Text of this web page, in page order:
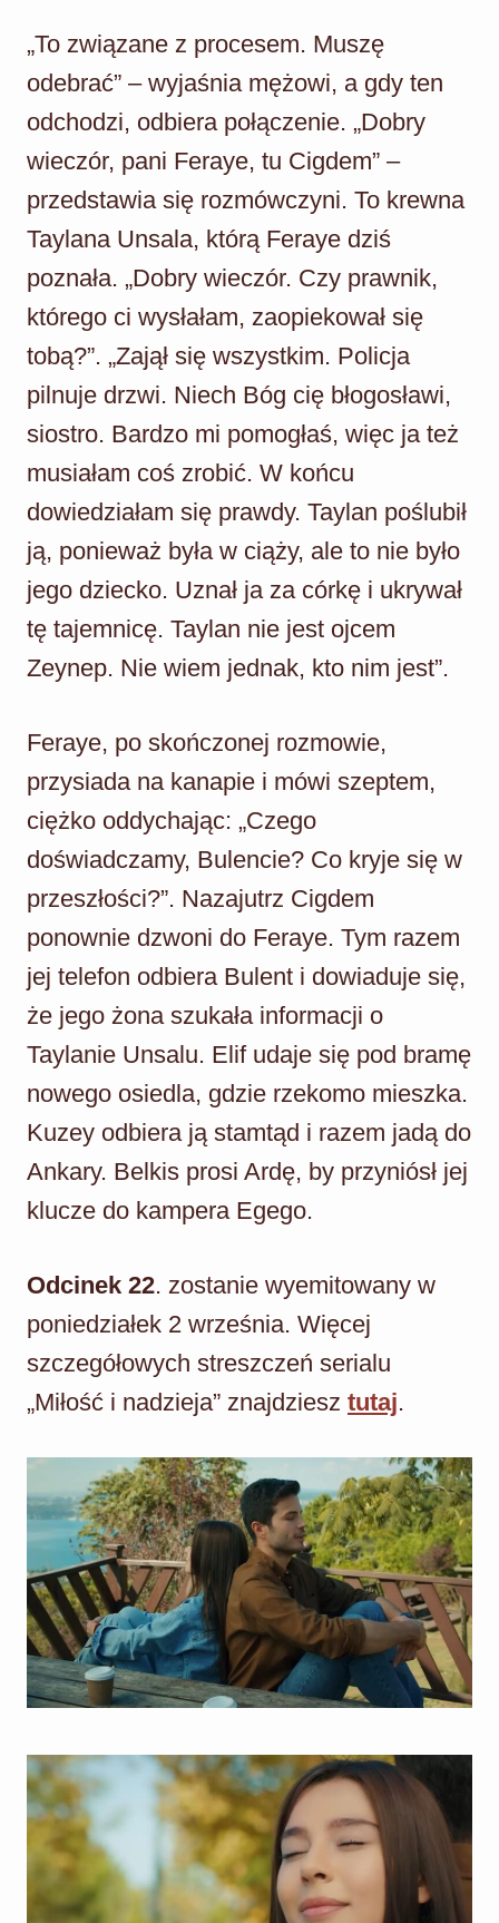
„To związane z procesem. Muszę
odebrać” – wyjaśnia mężowi, a gdy ten
odchodzi, odbiera połączenie. „Dobry
wieczór, pani Feraye, tu Cigdem” –
przedstawia się rozmówczyni. To krewna
Taylana Unsala, którą Feraye dziś
poznała. „Dobry wieczór. Czy prawnik,
którego ci wysłałam, zaopiekował się
tobą?”. „Zajął się wszystkim. Policja
pilnuje drzwi. Niech Bóg cię błogosławi,
siostro. Bardzo mi pomogłaś, więc ja też
musiałam coś zrobić. W końcu
dowiedziałam się prawdy. Taylan poślubił
ją, ponieważ była w ciąży, ale to nie było
jego dziecko. Uznał ja za córkę i ukrywał
tę tajemnicę. Taylan nie jest ojcem
Zeynep. Nie wiem jednak, kto nim jest”.
Feraye, po skończonej rozmowie,
przysiada na kanapie i mówi szeptem,
ciężko oddychając: „Czego
doświadczamy, Bulencie? Co kryje się w
przeszłości?”. Nazajutrz Cigdem
ponownie dzwoni do Feraye. Tym razem
jej telefon odbiera Bulent i dowiaduje się,
że jego żona szukała informacji o
Taylanie Unsalu. Elif udaje się pod bramę
nowego osiedla, gdzie rzekomo mieszka.
Kuzey odbiera ją stamtąd i razem jadą do
Ankary. Belkis prosi Ardę, by przyniósł jej
klucze do kampera Egego.
Odcinek 22. zostanie wyemitowany w
poniedziałek 2 września. Więcej
szczegółowych streszczeń serialu
„Miłość i nadzieja” znajdziesz tutaj.